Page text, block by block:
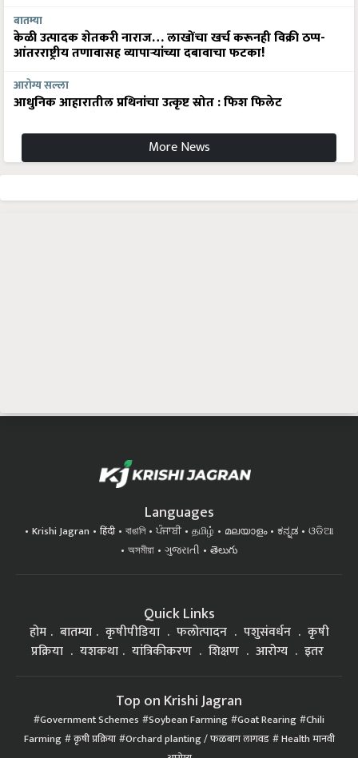
बातम्या
केळी उत्पादक शेतकरी नाराज… लाखोंचा खर्च करूनही विक्री ठप्प-
आंतरराष्ट्रीय तणावासह व्यापाऱ्यांच्या दबावाचा फटका!
आरोग्य सल्ला
आधुनिक आहारातील प्रथिनांचा उत्कृष्ट स्रोत : फिश फिलेट
More News
Languages
Krishi Jagran हिंदी বাঙালি ਪੰਜਾਬੀ தமிழ் മലയാളം ಕನ್ನಡ
ଓଡିଆ
অসমীয়া
ગુજરાતી తెలుగు
Quick Links
होम बातम्या कृषीपीडिया फलोत्पादन पशुसंवर्धन
कृषी
प्रक्रिया
यशकथा यांत्रिकीकरण शिक्षण आरोग्य इतर
Top on Krishi Jagran
Government Schemes Soybean Farming Goat Rearing Chili
Farming कृषी प्रक्रिया Orchard planting / फळबाग लागवड Health मानवी